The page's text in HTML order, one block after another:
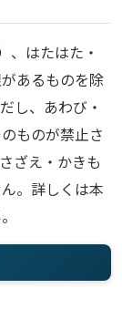
、はたはた・
あるものを除
し、あわび・
ものが禁止さ
ざえ・かきも
。詳しくは本